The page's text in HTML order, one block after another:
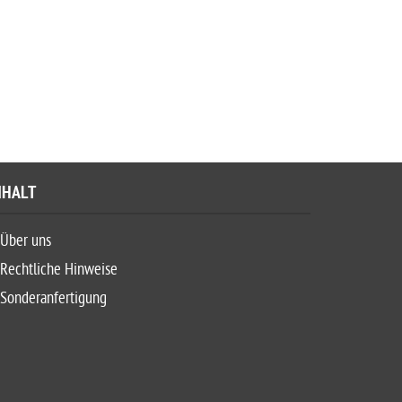
Über uns
Rechtliche Hinweise
Sonderanfertigung